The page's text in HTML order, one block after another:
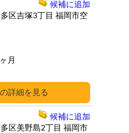
詳細
多区吉塚3丁目 福岡市空
ヶ月
候補に追加
多区美野島2丁目 福岡市
候補に追加